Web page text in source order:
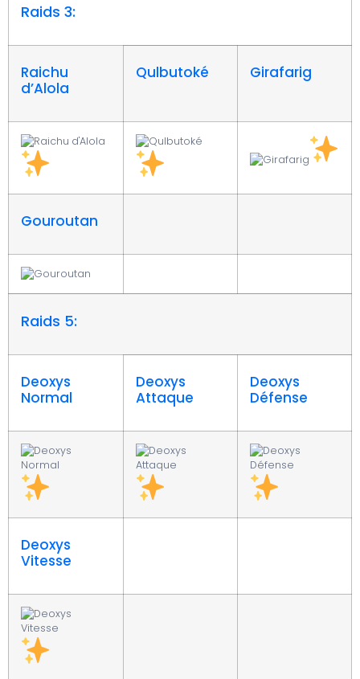
Raids 3:
Raichu
d’Alola
Qulbutoké Girafarig
Gouroutan
Raids 5:
Deoxys
Normal
Deoxys
Attaque
Deoxys
Défense
Deoxys
Vitesse